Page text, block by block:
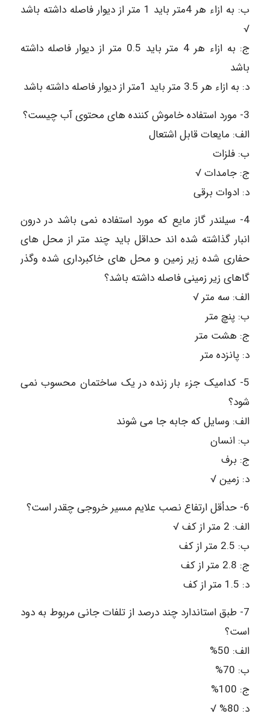
ب: به ازاء هر 4متر باید 1 متر از دیوار فاصله داشته باشد
√
ج: به ازاء هر 4 متر باید 0.5 متر از دیوار فاصله داشته
باشد
د: به ازاء هر 3.5 متر باید 1متر از دیوار فاصله داشته باشد
3- مورد استفاده خاموش کننده های محتوی آب چیست؟
الف: مایعات قابل اشتعال
ب: فلزات
ج: جامدات √
د: ادوات برقی
4- سیلندر گاز مایع که مورد استفاده نمی باشد در درون
انبار گذاشته شده اند حداقل باید چند متر از محل های
حفاری شده زیر زمین و محل های خاکبرداری شده وگذر
گاهای زیر زمینی فاصله داشته باشد؟
الف: سه متر √
ب: پنچ متر
ج: هشت متر
د: پانزده متر
5- کدامیک جزء بار زنده در یک ساختمان محسوب نمی
شود؟
الف: وسایل که جابه جا می شوند
ب: انسان
ج: برف
د: زمین √
6- حدأقل ارتفاع نصب علایم مسیر خروجی چقدر است؟
الف: 2 متر از کف √
ب: 2.5 متر از کف
ج: 2.8 متر از کف
د: 1.5 متر از کف
7- طبق استاندارد چند درصد از تلفات جانی مربوط به دود
است؟
الف: 50%
ب: 70%
ج: 100%
د: 80% √